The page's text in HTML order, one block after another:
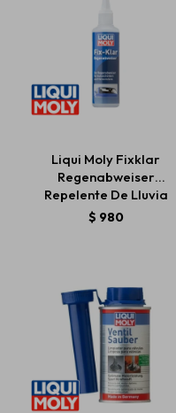
Liqui Moly Fixklar
Regenabweiser
Repelente De Lluvia
125ml
$ 980